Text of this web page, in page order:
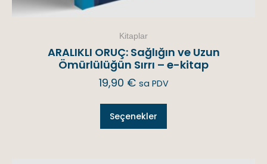
Kitaplar
ARALIKLI ORUÇ: Sağlığın ve Uzun
Ömürlülüğün Sırrı – e-kitap
19,90 € sa PDV
Seçenekler